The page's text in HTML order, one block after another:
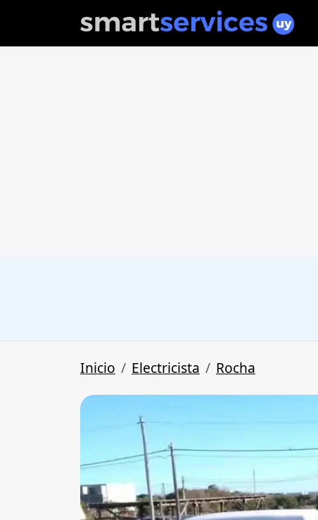
Inicio Electricista Rocha